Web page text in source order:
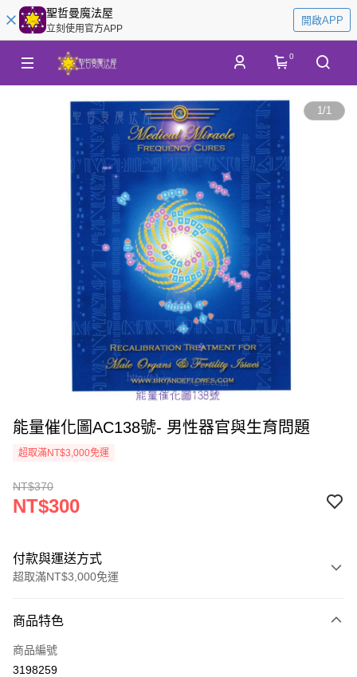
聖哲曼魔法屋
立刻使用官方APP
開啟APP
0
1/1
能量催化圖AC138號- 男性器官與生育問題
超取滿NT$3,000免運
NT$370
NT$300
付款與運送方式
超取滿NT$3,000免運
信用卡一次付款
超商取貨付款
商品特色
商品編號
3198259